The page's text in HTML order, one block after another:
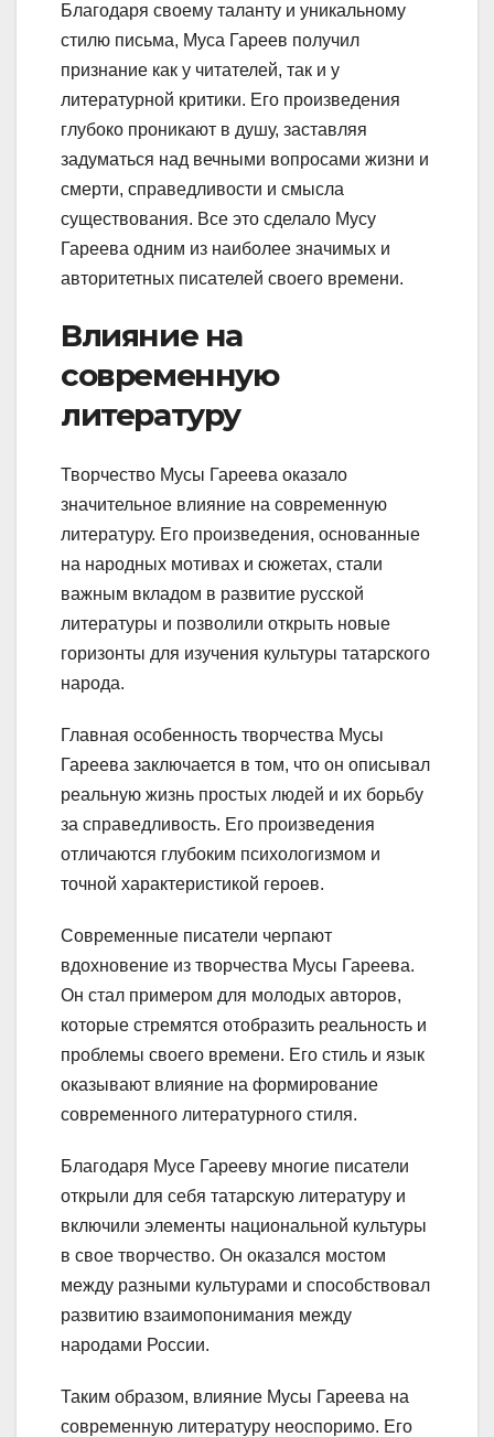
Благодаря своему таланту и уникальному
стилю письма, Муса Гареев получил
признание как у читателей, так и у
литературной критики. Его произведения
глубоко проникают в душу, заставляя
задуматься над вечными вопросами жизни и
смерти, справедливости и смысла
существования. Все это сделало Мусу
Гареева одним из наиболее значимых и
авторитетных писателей своего времени.
Влияние на
современную
литературу
Творчество Мусы Гареева оказало
значительное влияние на современную
литературу. Его произведения, основанные
на народных мотивах и сюжетах, стали
важным вкладом в развитие русской
литературы и позволили открыть новые
горизонты для изучения культуры татарского
народа.
Главная особенность творчества Мусы
Гареева заключается в том, что он описывал
реальную жизнь простых людей и их борьбу
за справедливость. Его произведения
отличаются глубоким психологизмом и
точной характеристикой героев.
Современные писатели черпают
вдохновение из творчества Мусы Гареева.
Он стал примером для молодых авторов,
которые стремятся отобразить реальность и
проблемы своего времени. Его стиль и язык
оказывают влияние на формирование
современного литературного стиля.
Благодаря Мусе Гарееву многие писатели
открыли для себя татарскую литературу и
включили элементы национальной культуры
в свое творчество. Он оказался мостом
между разными культурами и способствовал
развитию взаимопонимания между
народами России.
Таким образом, влияние Мусы Гареева на
современную литературу неоспоримо. Его